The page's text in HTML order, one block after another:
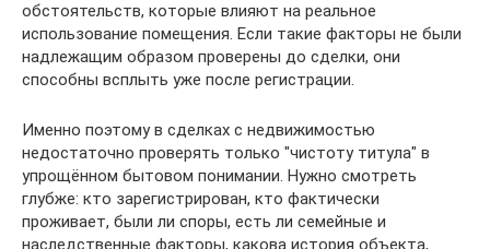
обстоятельств, которые влияют на реальное
использование помещения. Если такие факторы не были
надлежащим образом проверены до сделки, они
способны всплыть уже после регистрации.
Именно поэтому в сделках с недвижимостью
недостаточно проверять только "чистоту титула" в
упрощённом бытовом понимании. Нужно смотреть
глубже: кто зарегистрирован, кто фактически
проживает, были ли споры, есть ли семейные и
наследственные факторы, какова история объекта,